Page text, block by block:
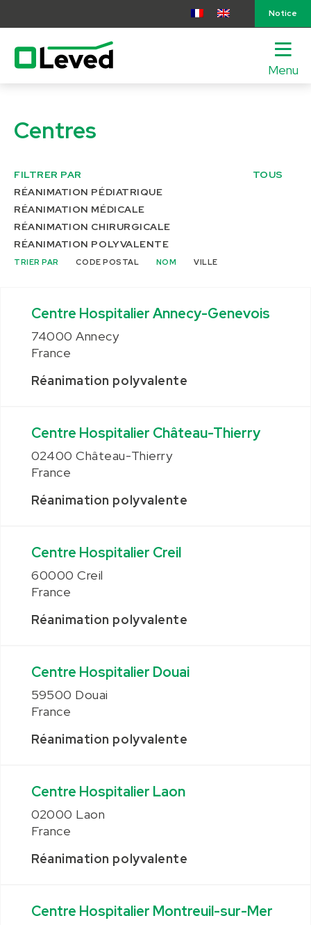
Notice
Menu
Centres
FILTRER PAR
TOUS
RÉANIMATION PÉDIATRIQUE
RÉANIMATION MÉDICALE
RÉANIMATION CHIRURGICALE
RÉANIMATION POLYVALENTE
TRIER PAR CODE POSTAL NOM VILLE
Centre Hospitalier Annecy-Genevois
74000 Annecy
France
Réanimation polyvalente
Centre Hospitalier Château-Thierry
02400 Château-Thierry
France
Réanimation polyvalente
Centre Hospitalier Creil
60000 Creil
France
Réanimation polyvalente
Centre Hospitalier Douai
59500 Douai
France
Réanimation polyvalente
Centre Hospitalier Laon
02000 Laon
France
Réanimation polyvalente
Centre Hospitalier Montreuil-sur-Mer